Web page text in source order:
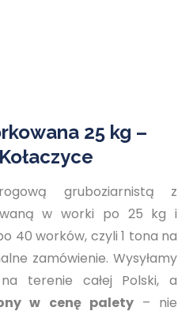
25 kg –
gruboziarnistą z
w worki po 25 kg i
40 worków, czyli 1 tona na
zamówienie. Wysyłamy
terenie całej Polski, a
w cenę palety– nie